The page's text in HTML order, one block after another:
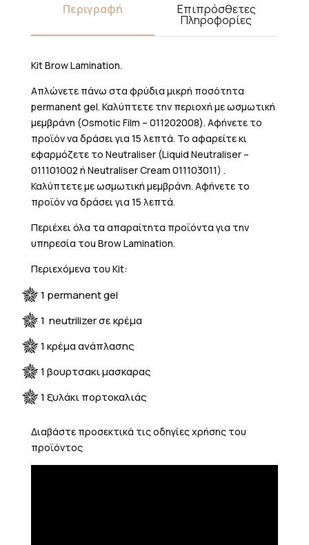
Περιγραφή Επιπρόσθετες
Πληροφορίες
Kit Brow Lamination.
Απλώνετε πάνω στα φρύδια μικρή ποσότητα
permanent gel. Καλύπτετε την περιοχή με ωσμωτική
μεμβράνη (Osmotic Film – 011202008). Αφήνετε το
προϊόν να δράσει για 15 λεπτά. Το αφαρείτε κι
εφαρμόζετε το Neutraliser (Liquid Neutraliser –
011101002 ή Neutraliser Cream 011103011) .
Καλύπτετε με ωσμωτική μεμβράνη. Αφήνετε το
προϊόν να δράσει για 15 λεπτά.
Περιέχει όλα τα απαραίτητα προϊόντα για την
υπηρεσία τou Brow Lamination.
Περιεχόμενα του Kit:
1 permanent gel
1 neutrilizer σε κρέμα
1 κρέμα ανάπλασης
1 βουρτσακι μασκαρας
1 ξυλάκι πορτοκαλιάς
Διαβάστε προσεκτικά τις οδηγίες χρήσης του
προϊόντος